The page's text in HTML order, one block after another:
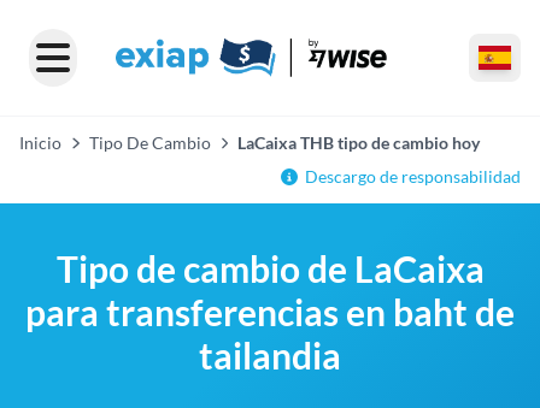
Inicio Tipo De Cambio
LaCaixa THB tipo de cambio hoy
Descargo de responsabilidad
Tipo de cambio de LaCaixa
para transferencias en baht de
tailandia